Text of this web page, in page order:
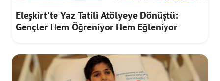
Eleşkirt'te Yaz Tatili Atölyeye Dönüştü:
Gençler Hem Öğreniyor Hem Eğleniyor